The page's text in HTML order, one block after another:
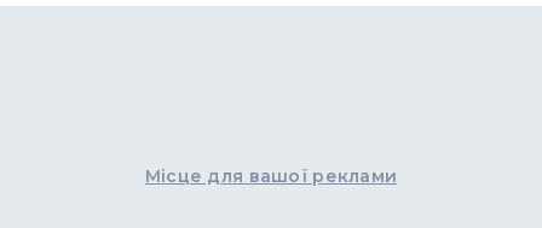
Місце для вашої реклами